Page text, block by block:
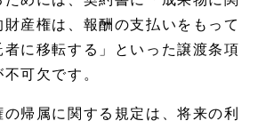
産権は、報酬の支払いをもって
者に移転する」といった譲渡条項
可欠です。
帰属に関する規定は、将来の利